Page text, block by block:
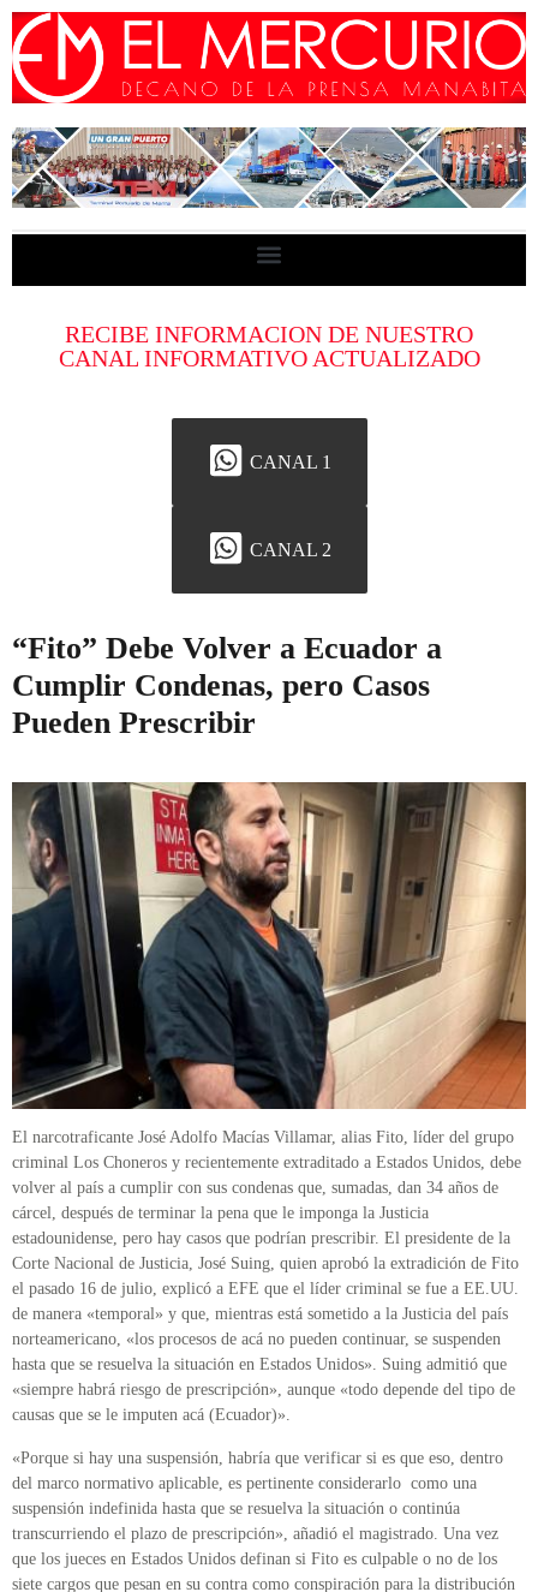
RECIBE INFORMACION DE NUESTRO
CANAL INFORMATIVO ACTUALIZADO
CANAL 1
CANAL 2
“Fito” Debe Volver a Ecuador a
Cumplir Condenas, pero Casos
Pueden Prescribir
El narcotraficante José Adolfo Macías Villamar, alias Fito, líder del grupo
criminal Los Choneros y recientemente extraditado a Estados Unidos, debe
volver al país a cumplir con sus condenas que, sumadas, dan 34 años de
cárcel, después de terminar la pena que le imponga la Justicia
estadounidense, pero hay casos que podrían prescribir. El presidente de la
Corte Nacional de Justicia, José Suing, quien aprobó la extradición de Fito
el pasado 16 de julio, explicó a EFE que el líder criminal se fue a EE.UU.
de manera «temporal» y que, mientras está sometido a la Justicia del país
norteamericano, «los procesos de acá no pueden continuar, se suspenden
hasta que se resuelva la situación en Estados Unidos». Suing admitió que
«siempre habrá riesgo de prescripción», aunque «todo depende del tipo de
causas que se le imputen acá (Ecuador)».
«Porque si hay una suspensión, habría que verificar si es que eso, dentro
del marco normativo aplicable, es pertinente considerarlo como una
suspensión indefinida hasta que se resuelva la situación o continúa
transcurriendo el plazo de prescripción», añadió el magistrado. Una vez
que los jueces en Estados Unidos definan si Fito es culpable o no de los
siete cargos que pesan en su contra como conspiración para la distribución